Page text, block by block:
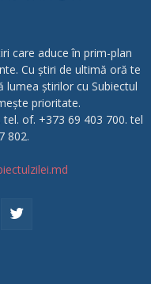
care aduce în prim-plan
Cu știri de ultimă oră te
lumea știrilor cu Subiectul
prioritate.
of. +373 69 403 700. tel
802.